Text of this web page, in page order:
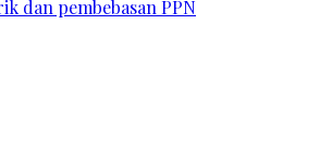
dan pembebasan PPN